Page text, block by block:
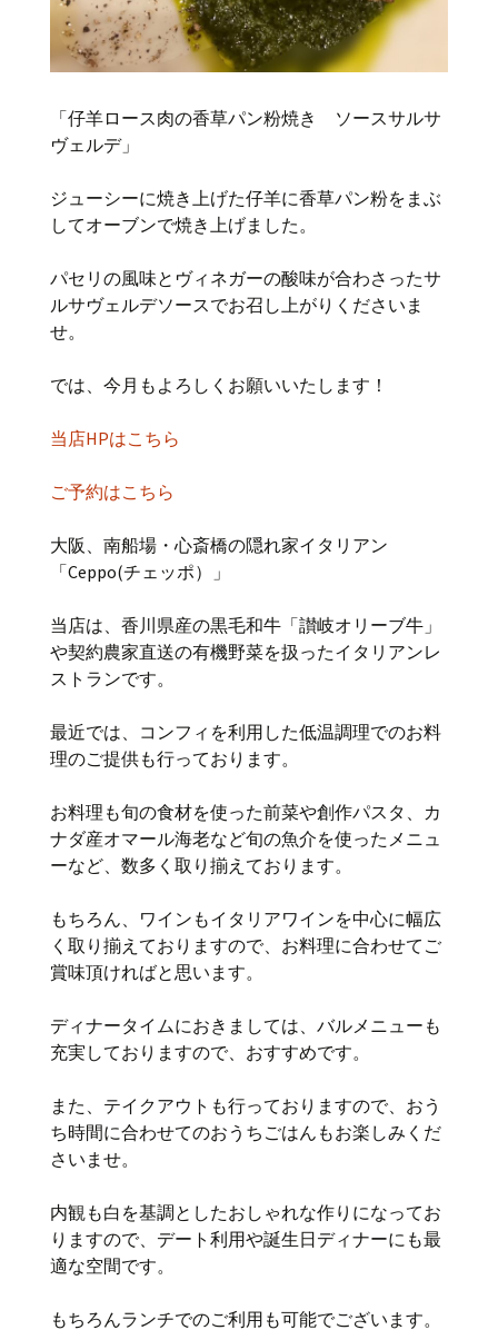
「仔羊ロース肉の香草パン粉焼き ソースサルサ
ヴェルデ」
ジューシーに焼き上げた仔羊に香草パン粉をまぶ
してオーブンで焼き上げました。
パセリの風味とヴィネガーの酸味が合わさったサ
ルサヴェルデソースでお召し上がりくださいま
せ。
では、今月もよろしくお願いいたします！
当店HPはこちら
ご予約はこちら
大阪、南船場・心斎橋の隠れ家イタリアン
「Ceppo(チェッポ）」
当店は、香川県産の黒毛和牛「讃岐オリーブ牛」
や契約農家直送の有機野菜を扱ったイタリアンレ
ストランです。
最近では、コンフィを利用した低温調理でのお料
理のご提供も行っております。
お料理も旬の食材を使った前菜や創作パスタ、カ
ナダ産オマール海老など旬の魚介を使ったメニュ
ーなど、数多く取り揃えております。
もちろん、ワインもイタリアワインを中心に幅広
く取り揃えておりますので、お料理に合わせてご
賞味頂ければと思います。
ディナータイムにおきましては、バルメニューも
充実しておりますので、おすすめです。
また、テイクアウトも行っておりますので、おう
ち時間に合わせてのおうちごはんもお楽しみくだ
さいませ。
内観も白を基調としたおしゃれな作りになってお
りますので、デート利用や誕生日ディナーにも最
適な空間です。
もちろんランチでのご利用も可能でございます。